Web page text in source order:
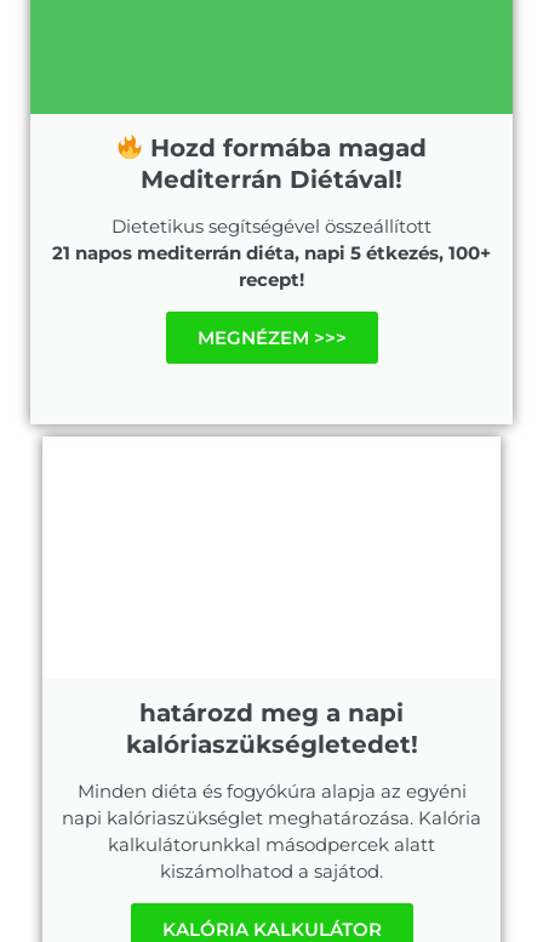
Hozd formába magad
Mediterrán Diétával!
Dietetikus segítségével összeállított
21 napos mediterrán diéta, napi 5 étkezés, 100+
recept!
MEGNÉZEM >>>
határozd meg a napi
kalóriaszükségletedet!
Minden diéta és fogyókúra alapja az egyéni
napi kalóriaszükséglet meghatározása. Kalória
kalkulátorunkkal másodpercek alatt
kiszámolhatod a sajátod.
KALÓRIA KALKULÁTOR